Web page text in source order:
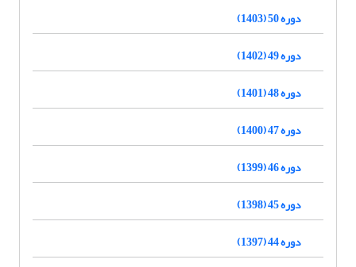
دوره 50 (1403)
دوره 49 (1402)
دوره 48 (1401)
دوره 47 (1400)
دوره 46 (1399)
دوره 45 (1398)
دوره 44 (1397)